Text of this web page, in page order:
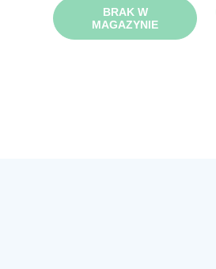
BRAK W
MAGAZYNIE